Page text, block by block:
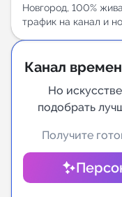
Аналитика
Аналитика
Новгород, 100%
трафик на канал и
Канал
Но
подобрать
Получите